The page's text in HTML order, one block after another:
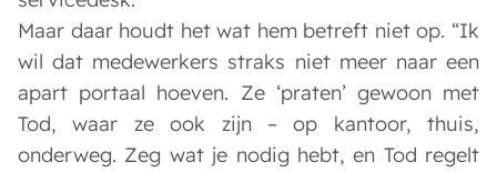
Maar daar houdt het wat hem betreft niet op. “Ik
wil dat medewerkers straks niet meer naar een
apart portaal hoeven. Ze ‘praten’ gewoon met
Tod, waar ze ook zijn – op kantoor, thuis,
onderweg. Zeg wat je nodig hebt, en Tod regelt